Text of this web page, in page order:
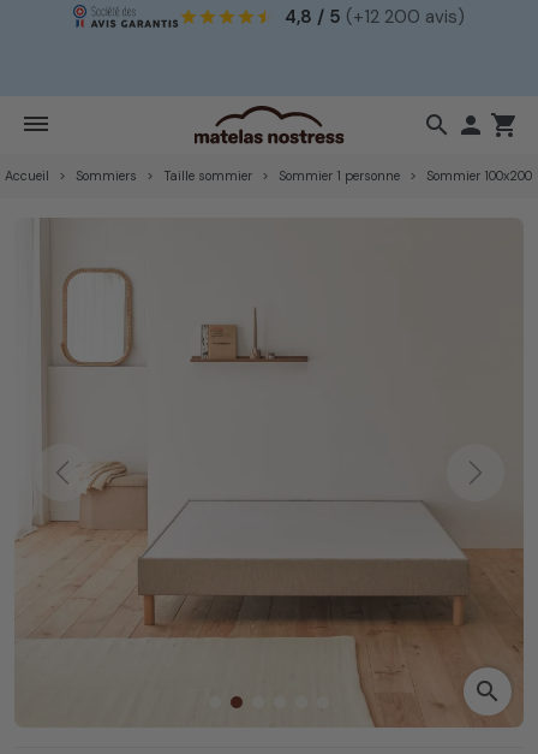
4,8 / 5 (+12 200 avis)
search  shopping_cart
Accueil Sommiers Taille sommier Sommier 1 personne Sommier 100x200
Previous Next
search